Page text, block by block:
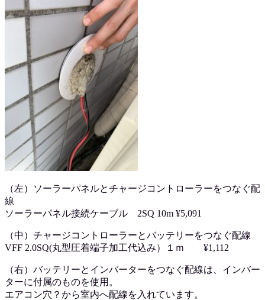
（左）ソーラーパネルとチャージコントローラーをつなぐ配
線
ソーラーパネル接続ケーブル 2SQ 10m ¥5,091
（中）チャージコントローラーとバッテリーをつなぐ配線
VFF 2.0SQ(丸型圧着端子加工代込み）１ｍ ¥1,112
（右）バッテリーとインバーターをつなぐ配線は、インバー
ターに付属のものを使用。
エアコン穴？から室内へ配線を入れています。